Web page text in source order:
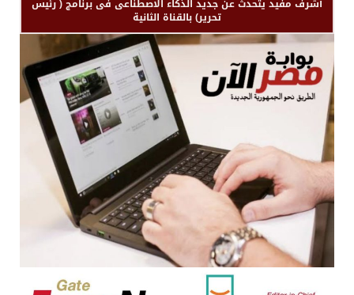
أشرف مفيد يتحدث عن جديد الذكاء الاصطناعى فى برنامج ( رئيس
تحرير) بالقناة الثانية